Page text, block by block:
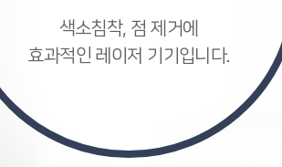
색소침착, 점 제거에
효과적인 레이저 기기입니다.